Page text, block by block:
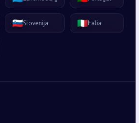
🇸🇮Slovenija 🇮🇹Italia